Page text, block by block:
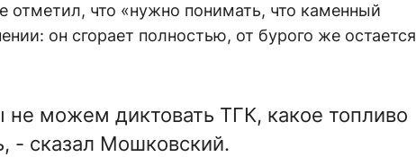
отметил, что «нужно понимать, что каменный
он сгорает полностью, от бурого же остается
можем диктовать ТГК, какое топливо
- сказал Мошковский.